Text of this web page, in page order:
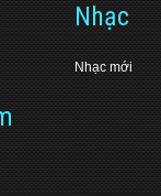
Nhạc
Nhạc mới